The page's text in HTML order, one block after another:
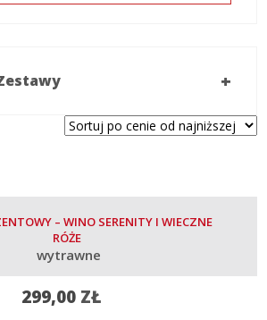
+
– WINO SERENITY I WIECZNE
RÓŻE
wytrawne
299,00 ZŁ